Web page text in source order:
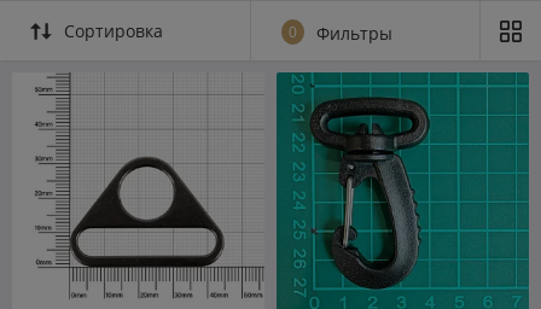
Сортировка 0 Фильтры